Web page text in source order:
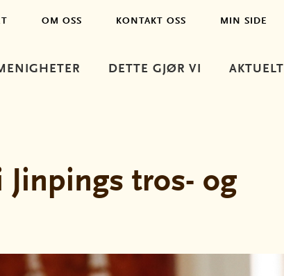
DETTE GJØR VI AKTUELT
OM OSS KONTAKT OSS MIN SIDE
Jinpings tros- og